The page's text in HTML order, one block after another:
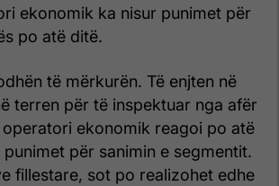
ekonomik ka nisur punimet për
po atë ditë.
të mërkurën. Të enjten në
terren për të inspektuar nga afër
ekonomik reagoi po atë
për sanimin e segmentit.
fillestare, sot po realizohet edhe